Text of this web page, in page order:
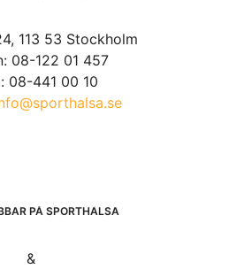
113 53 Stockholm
08-122 01 457
08-441 00 10
PÅ SPORTHÄLSA
&